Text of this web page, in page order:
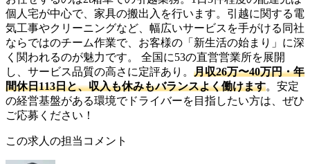
個人宅が中心で、家具の搬出入を行います。引越に関する電
気工事やクリーニングなど、幅広いサービスを手がける同社
ならではのチーム作業で、お客様の「新生活の始まり」に深
く関われるのが魅力です。 全国に53の直営営業所を展開
し、サービス品質の高さに定評あり。 月収26万〜40万円・年
間休日113日と、収入も休みもバランスよく働けます。安定
の経営基盤がある環境でドライバーを目指したい方は、ぜひ
ご応募ください！
この求人の担当コメント